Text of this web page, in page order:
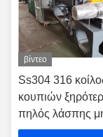
βίντεο
Ss304 316
κουπιών
πηλός λάσπης
ηλεκτρικός